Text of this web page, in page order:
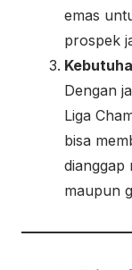
emas
prospek
Dengan
Liga
bisa
dianggap
maupun